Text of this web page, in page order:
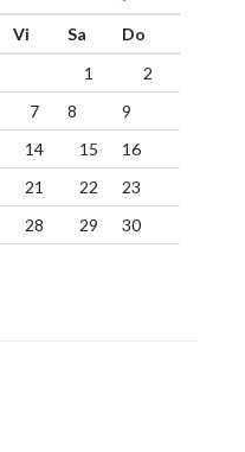
Vi Sa
Do
1
2
7 8
9
14 15
16
21 22
23
28 29
30